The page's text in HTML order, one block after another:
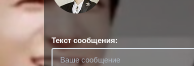
Текст сообщения: